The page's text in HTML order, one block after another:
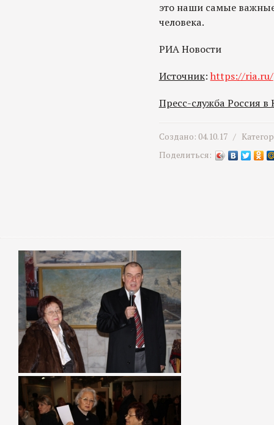
это наши самые
человека.
РИА Новости
Источник: https://ria.ru/
Пресс-служба Россия в
Создано: 04.10.17 /
Поделиться: